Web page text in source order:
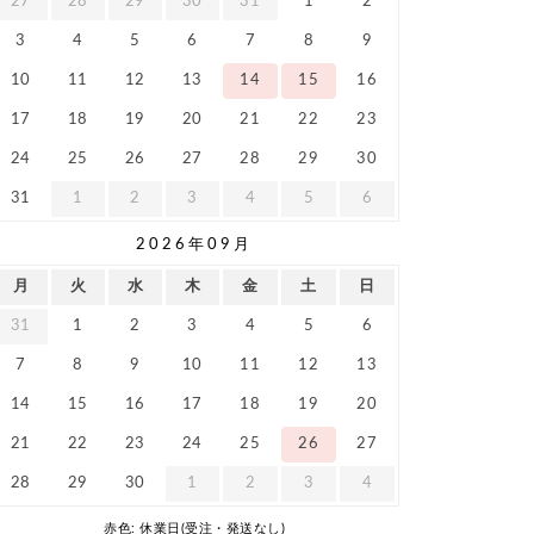
3 4 5 6 7 8 9
10 11 12 13 14 15 16
17 18 19 20 21 22 23
24 25 26 27 28 29 30
31 1 2 3 4 5 6
2026年09月
月 火 水 木 金 土 日
31 1 2 3 4 5 6
7 8 9 10 11 12 13
14 15 16 17 18 19 20
21 22 23 24 25 26 27
28 29 30 1 2 3 4
赤色: 休業日(受注・発送なし)